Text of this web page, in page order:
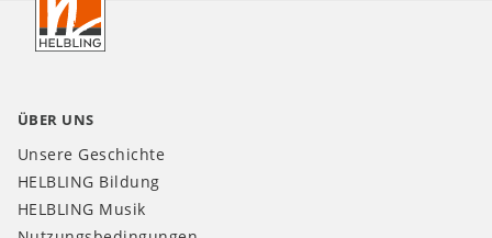
CH
ÜBER UNS
Unsere Geschichte
HELBLING Bildung
HELBLING Musik